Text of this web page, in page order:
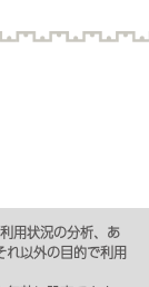
用状況の分析、あ
れ以外の目的で利用